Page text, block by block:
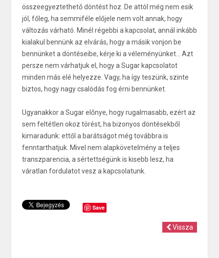
összeegyeztethető döntést hoz. De attól még nem esik
jól, főleg, ha semmiféle előjele nem volt annak, hogy
változás várható. Minél régebbi a kapcsolat, annál inkább
kialakul bennünk az elvárás, hogy a másik vonjon be
bennünket a döntéseibe, kérje ki a véleményünket... Azt
persze nem várhatjuk el, hogy a Sugar kapcsolatot
minden más elé helyezze. Vagy, ha így teszünk, szinte
biztos, hogy nagy csalódás fog érni bennünket.
Ugyanakkor a Sugar előnye, hogy rugalmasabb, ezért az
sem feltétlen okoz törést, ha bizonyos döntésekből
kimaradunk: ettől a barátságot még továbbra is
fenntarthatjuk. Mivel nem alapkövetelmény a teljes
transzparencia, a sértettségünk is kisebb lesz, ha
váratlan fordulatot vesz a kapcsolatunk.
Save
Vissza